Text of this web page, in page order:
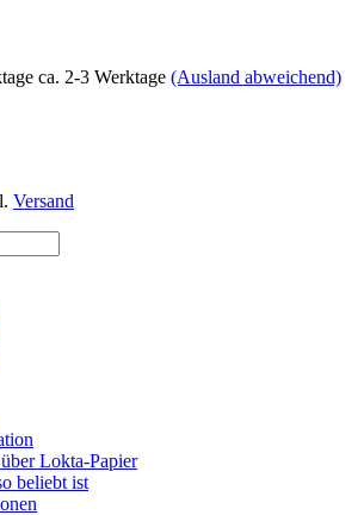
ca. 2-3 Werktage (Ausland abweichend)
Versand
Lokta-Papier
beliebt ist